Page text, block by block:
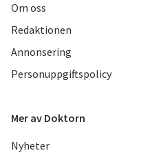
Om oss
Redaktionen
Annonsering
Personuppgiftspolicy
Mer av Doktorn
Nyheter